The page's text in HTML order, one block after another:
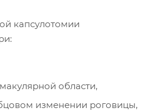
капсулотомии
области,
изменении роговицы,